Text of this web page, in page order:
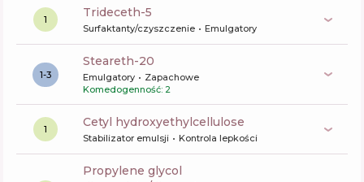
1 trideceth-5
Surfaktanty/czyszczenie Emulgatory
1-3
steareth-20
Emulgatory
Zapachowe
Komedogenność: 2
1 cetyl hydroxyethylcellulose
Stabilizator emulsji Kontrola lepkości
propylene glycol